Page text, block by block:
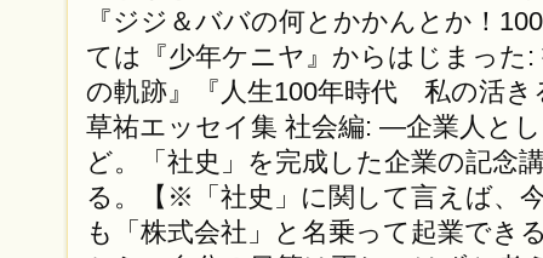
『ジジ＆ババの何とかかんとか！
ては『少年ケニヤ』からはじまった
の軌跡』『人生100年時代 私の活き
草祐エッセイ集 社会編: —企業人と
ど。「社史」を完成した企業の記念
る。【※「社史」に関して言えば、
も「株式会社」と名乗って起業でき